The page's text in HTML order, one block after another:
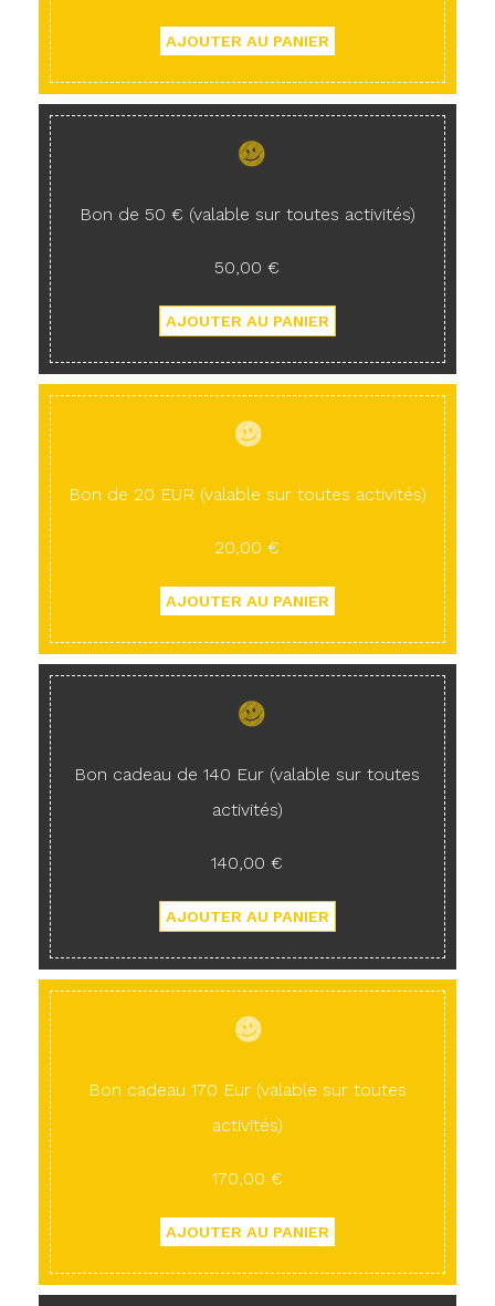
Bon de 50 € (valable sur toutes activités)
50,00 €
Bon de 20 EUR (valable sur toutes activités)
20,00 €
Bon cadeau de 140 Eur (valable sur toutes
activités)
140,00 €
Bon cadeau 170 Eur (valable sur toutes
activités)
170,00 €